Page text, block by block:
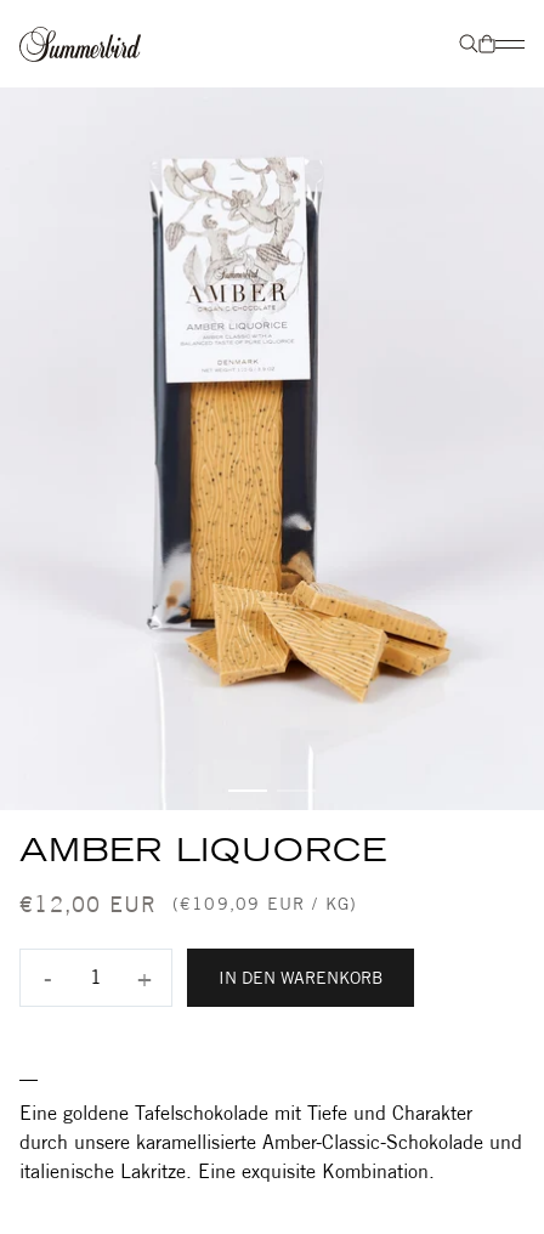
AMBER LIQUORCE
€12,00 EUR (€109,09 EUR / KG)
Eine goldene Tafelschokolade mit Tiefe und Charakter
durch unsere karamellisierte Amber-Classic-Schokolade und
italienische Lakritze. Eine exquisite Kombination.
- + IN DEN WARENKORB